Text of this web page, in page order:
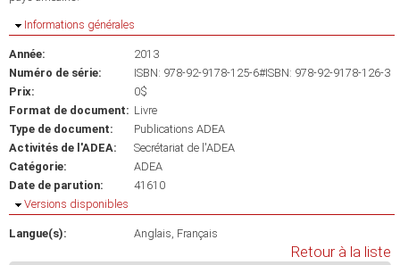
Masquer
Informations générales
Année:
2013
Numéro de série:
ISBN: 978-92-9178-125-6#ISBN: 978-92-9178-126-3
Prix:
0$
Format de document: Livre
Type de document:
Publications ADEA
Activités de l'ADEA:
Secrétariat de l'ADEA
Catégorie:
ADEA
Date de parution:
41610
Masquer
Versions disponibles
Langue(s): Anglais Français
Retour à la liste